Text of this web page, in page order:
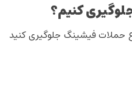
کنیم؟
حملات فیشینگ جلوگیری کنید